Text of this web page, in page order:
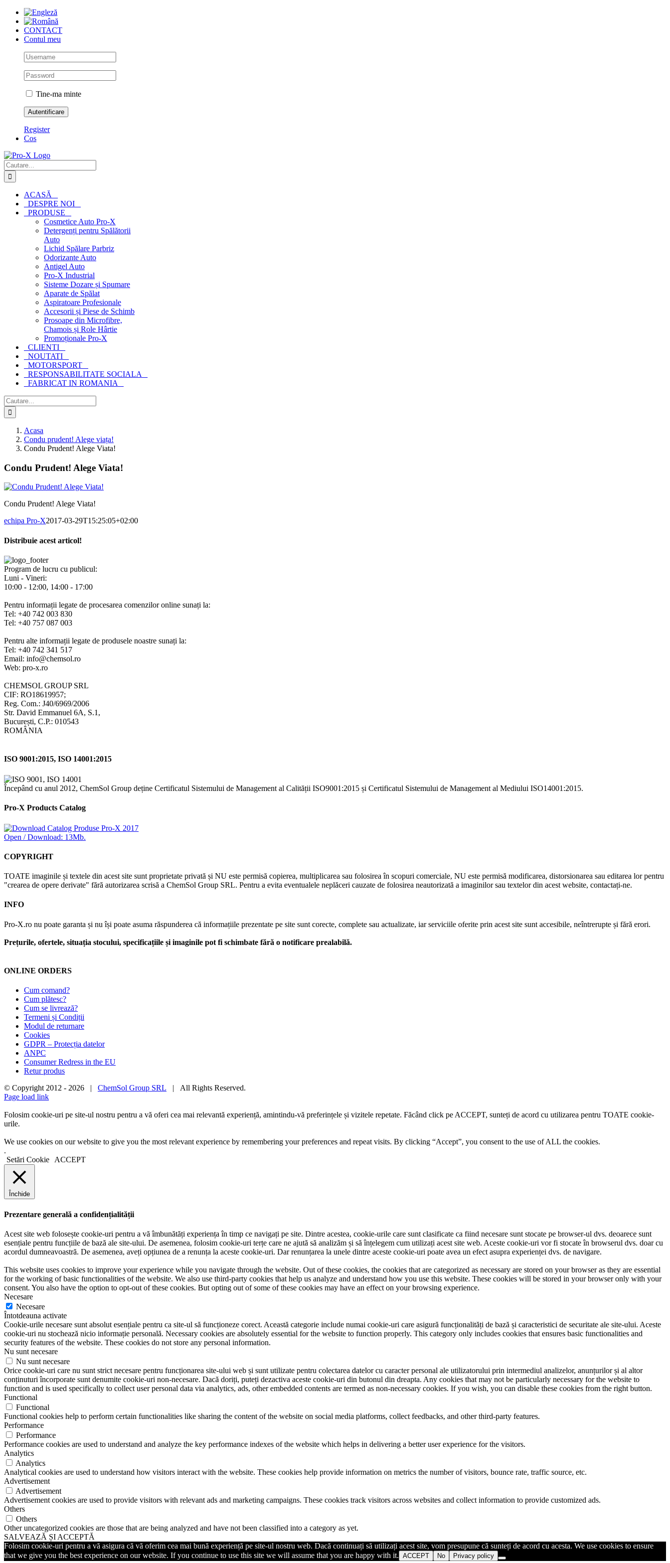
Skip
contentCONTACT
Contul meu
Tine-ma minte
Register
Cos
Cautare...
ACASĂ
DESPRE NOI
PRODUSE
Cosmetice Auto Pro-X
Detergenți pentru Spălătorii
Auto
Lichid Spălare Parbriz
Odorizante Auto
Antigel Auto
Pro-X Industrial
Sisteme Dozare și Spumare
Aparate de Spălat
Aspiratoare Profesionale
Accesorii și Piese de Schimb
Prosoape din Microfibre,
Chamois și Role Hârtie
Promoționale Pro-X
CLIENTI
NOUTATI
MOTORSPORT
RESPONSABILITATE SOCIALA
FABRICAT IN ROMANIA
Cautare...
Acasa
Condu prudent! Alege viața!
Condu Prudent! Alege Viata!
Condu Prudent! Alege Viata!
Condu Prudent! Alege Viata!
echipa Pro-X2017-03-29T15:25:05+02:00
Distribuie acest articol!
Facebook
X
Pinterest
E-
mail:
Program de lucru cu publicul:
Luni - Vineri:
10:00 - 12:00, 14:00 - 17:00
Pentru informații legate de procesarea comenzilor online sunați la:
Tel: +40 742 003 830
Tel: +40 757 087 003
Pentru alte informații legate de produsele noastre sunați la:
Tel: +40 742 341 517
Email: info@chemsol.ro
Web: pro-x.ro
CHEMSOL GROUP SRL
CIF: RO18619957;
Reg. Com.: J40/6969/2006
Str. David Emmanuel 6A, S.1,
București, C.P.: 010543
ROMÂNIA
ISO 9001:2015, ISO 14001:2015
Începând cu anul 2012, ChemSol Group deține Certificatul Sistemului de Management al Calității ISO9001:2015 și Certificatul Sistemului de Management al Mediului ISO14001:2015.
Pro-X Products Catalog
Open / Download: 13Mb.
COPYRIGHT
TOATE imaginile și textele din acest site sunt proprietate privată și NU este permisă copierea, multiplicarea sau folosirea în scopuri comerciale, NU este permisă modificarea, distorsionarea sau editarea lor pentru
"crearea de opere derivate" fără autorizarea scrisă a ChemSol Group SRL. Pentru a evita eventualele neplăceri cauzate de folosirea neautorizată a imaginilor sau textelor din acest website, contactați-ne.
INFO
Pro-X.ro nu poate garanta și nu își poate asuma răspunderea că informațiile prezentate pe site sunt corecte, complete sau actualizate, iar serviciile oferite prin acest site sunt accesibile, neîntrerupte și fără erori.
Prețurile, ofertele, situația stocului, specificațiile și imaginile pot fi schimbate fără o notificare prealabilă.
ONLINE ORDERS
Cum comand?
Cum plătesc?
Cum se livrează?
Termeni și Condiții
Modul de returnare
Cookies
GDPR – Protecția datelor
ANPC
Consumer Redress in the EU
Retur produs
© Copyright 2012 - 2026 | ChemSol Group SRL | All Rights Reserved.
Page load link
Folosim cookie-uri pe site-ul nostru pentru a vă oferi cea mai relevantă experiență, amintindu-vă preferințele și vizitele repetate. Făcând click pe ACCEPT, sunteți de acord cu utilizarea pentru TOATE cookie-
urile.
We use cookies on our website to give you the most relevant experience by remembering your preferences and repeat visits. By clicking “Accept”, you consent to the use of ALL the cookies.
.
Setări Cookie
ACCEPT
Închide
Prezentare generală a confidențialității
Acest site web folosește cookie-uri pentru a vă îmbunătăți experiența în timp ce navigați pe site. Dintre acestea, cookie-urile care sunt clasificate ca fiind necesare sunt stocate pe browser-ul dvs. deoarece sunt
esențiale pentru funcțiile de bază ale site-ului. De asemenea, folosim cookie-uri terțe care ne ajută să analizăm și să înțelegem cum utilizați acest site web. Aceste cookie-uri vor fi stocate în browserul dvs. doar cu
acordul dumneavoastră. De asemenea, aveți opțiunea de a renunța la aceste cookie-uri. Dar renunțarea la unele dintre aceste cookie-uri poate avea un efect asupra experienței dvs. de navigare.
This website uses cookies to improve your experience while you navigate through the website. Out of these cookies, the cookies that are categorized as necessary are stored on your browser as they are essential
for the working of basic functionalities of the website. We also use third-party cookies that help us analyze and understand how you use this website. These cookies will be stored in your browser only with your
consent. You also have the option to opt-out of these cookies. But opting out of some of these cookies may have an effect on your browsing experience.
Necesare
Necesare
Întotdeauna activate
Cookie-urile necesare sunt absolut esențiale pentru ca site-ul să funcționeze corect. Această categorie include numai cookie-uri care asigură funcționalități de bază și caracteristici de securitate ale site-ului. Aceste
cookie-uri nu stochează nicio informație personală. Necessary cookies are absolutely essential for the website to function properly. This category only includes cookies that ensures basic functionalities and
security features of the website. These cookies do not store any personal information.
Nu sunt necesare
Nu sunt necesare
Orice cookie-uri care nu sunt strict necesare pentru funcționarea site-ului web și sunt utilizate pentru colectarea datelor cu caracter personal ale utilizatorului prin intermediul analizelor, anunțurilor și al altor
conținuturi încorporate sunt denumite cookie-uri non-necesare. Dacă doriți, puteți dezactiva aceste cookie-uri din butonul din dreapta. Any cookies that may not be particularly necessary for the website to
function and is used specifically to collect user personal data via analytics, ads, other embedded contents are termed as non-necessary cookies. If you wish, you can disable these cookies from the right button.
Functional
Functional
Functional cookies help to perform certain functionalities like sharing the content of the website on social media platforms, collect feedbacks, and other third-party features.
Performance
Performance
Performance cookies are used to understand and analyze the key performance indexes of the website which helps in delivering a better user experience for the visitors.
Analytics
Analytics
Analytical cookies are used to understand how visitors interact with the website. These cookies help provide information on metrics the number of visitors, bounce rate, traffic source, etc.
Advertisement
Advertisement
Advertisement cookies are used to provide visitors with relevant ads and marketing campaigns. These cookies track visitors across websites and collect information to provide customized ads.
Others
Others
Other uncategorized cookies are those that are being analyzed and have not been classified into a category as yet.
SALVEAZĂ ȘI ACCEPTĂ
Folosim cookie-uri pentru a vă asigura că vă oferim cea mai bună experiență pe site-ul nostru web. Dacă continuați să utilizați acest site, vom presupune că sunteți de acord cu acesta. We use cookies to ensure
that we give you the best experience on our website. If you continue to use this site we will assume that you are happy with it. ACCEPT No Privacy policy